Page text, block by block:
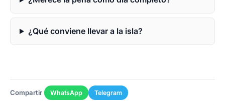
¿Qué conviene llevar a la isla?
Compartir WhatsApp Telegram